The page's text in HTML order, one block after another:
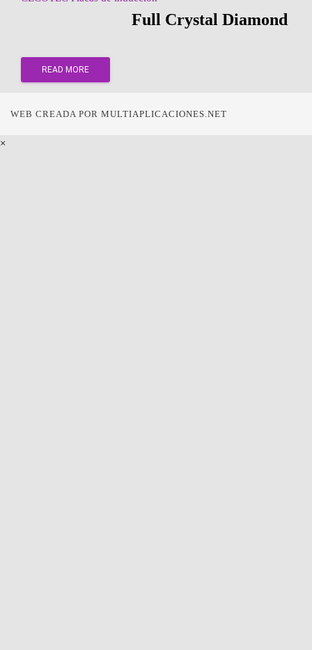
Full Crystal Diamond
READ MORE
WEB CREADA POR MULTIAPLICACIONES.NET
×